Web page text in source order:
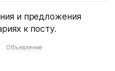
и предложения
к посту.
Объявление